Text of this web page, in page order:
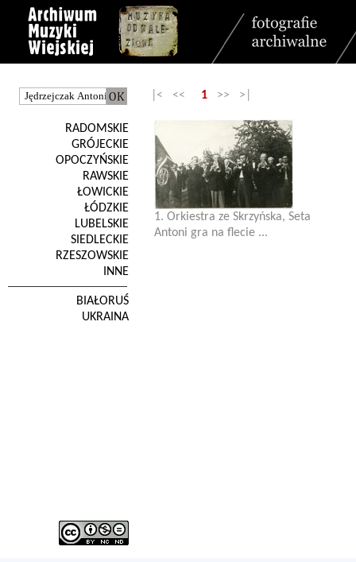
RADOMSKIE
GRÓJECKIE
OPOCZYŃSKIE
RAWSKIE
ŁOWICKIE
ŁÓDZKIE
LUBELSKIE
SIEDLECKIE
RZESZOWSKIE
INNE
BIAŁORUŚ
UKRAINA
|< << 1 >> >|
1. Orkiestra ze Skrzyńska, Seta
Antoni gra na flecie ...